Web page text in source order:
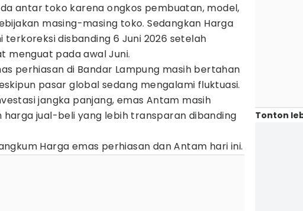
antar toko karena ongkos pembuatan, model,
masing-masing toko. Sedangkan Harga
terkoreksi disbanding 6 Juni 2026 setelah
menguat pada awal Juni.
perhiasan di Bandar Lampung masih bertahan
pasar global sedang mengalami fluktuasi.
jangka panjang, emas Antam masih
harga jual-beli yang lebih transparan dibanding
Harga emas perhiasan dan Antam hari ini.
Tonton